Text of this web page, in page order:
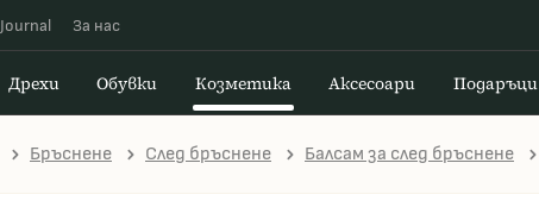
Journal За наc
Дрехи Обувки Козметика Аксесоари Подаръци
Бръснене След бръснене Балсам за след бръснене